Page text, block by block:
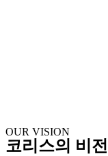
OUR VISION
코리스의 비전